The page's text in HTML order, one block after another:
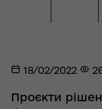
18/02/2022
Проєкти